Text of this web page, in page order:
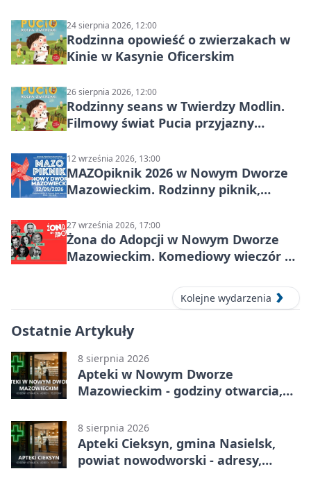
24 sierpnia 2026, 12:00
Rodzinna opowieść o zwierzakach w
Kinie w Kasynie Oficerskim
26 sierpnia 2026, 12:00
Rodzinny seans w Twierdzy Modlin.
Filmowy świat Pucia przyjazny
12 września 2026, 13:00
MAZOpiknik 2026 w Nowym Dworze
Mazowieckim. Rodzinny piknik,
27 września 2026, 17:00
Żona do Adopcji w Nowym Dworze
Mazowieckim. Komediowy wieczór w
Kolejne wydarzenia
Ostatnie Artykuły
8 sierpnia 2026
Apteki w Nowym Dworze
Mazowieckim - godziny otwarcia,
8 sierpnia 2026
Apteki Cieksyn, gmina Nasielsk,
powiat nowodworski - adresy,